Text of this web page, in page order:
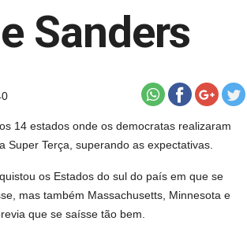
Sanders
14 estados onde os democratas realizaram
Super Terça, superando as expectativas.
os Estados do sul do país em que se
mas também Massachusetts, Minnesota e
que se saísse tão bem.